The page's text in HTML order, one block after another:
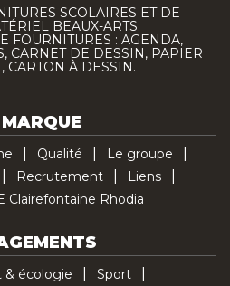
SCOLAIRES ET DE
BEAUX-ARTS.
FOURNITURES : AGENDA,
CARNET DE DESSIN, PAPIER
CARTON À DESSIN.
Qualité
Le groupe
Recrutement
Liens
Clairefontaine Rhodia
& écologie
Sport